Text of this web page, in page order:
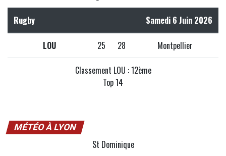
Rugby Samedi 6 Juin 2026
LOU 25 28 Montpellier
Classement LOU : 12ème
Top 14
MÉTÉO À LYON
St Dominique